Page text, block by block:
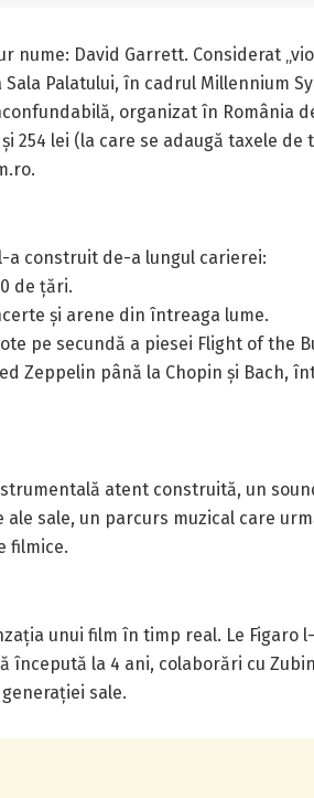
David Garrett. Considerat
Palatului, în cadrul Millennium
organizat în România
254 lei (la care se adaugă taxele
a construit de-a lungul carierei:
de țări.
și arene din întreaga lume.
pe secundă a piesei Flight of the
Zeppelin până la Chopin și Bach,
atent construită, un
sale, un parcurs muzical care
filmice.
unui film în timp real. Le Figaro
începută la 4 ani, colaborări cu
sale.